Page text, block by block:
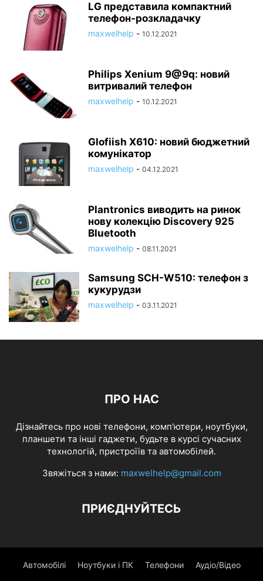
LG представила компактний
телефон-розкладачку
maxwelhelp - 10.12.2021
Philips Xenium 9@9q: новий
витривалий телефон
maxwelhelp - 10.12.2021
Glofiish X610: новий бюджетний
комунікатор
maxwelhelp - 04.12.2021
Plantronics виводить на ринок
нову колекцію Discovery 925
Bluetooth
maxwelhelp - 08.11.2021
Samsung SCH-W510: телефон з
кукурудзи
maxwelhelp - 03.11.2021
ПРО НАС
Дізнайтесь про нові телефони, комп'ютери, ноутбуки,
планшети та інші гаджети, будьте в курсі сучасних
технологій, пристроїів та автомобілей.
Звяжіться з нами: maxwelhelp@gmail.com
ПРИЄДНУЙТЕСЬ
Автомобілі Ноутбуки і ПК Телефони Аудіо/Відео